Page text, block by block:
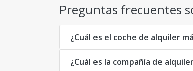
Preguntas frecuentes
¿Cuál es el coche de alquiler
¿Cuál es la compañía de